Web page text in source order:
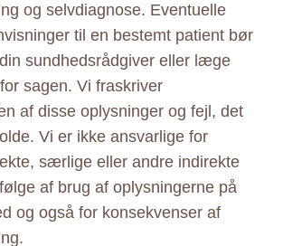
og selvdiagnose. Eventuelle
til en bestemt patient bør
sundhedsrådgiver eller læge
sagen. Vi fraskriver
af disse oplysninger og fejl, det
Vi er ikke ansvarlige for
særlige eller andre indirekte
af brug af oplysningerne på
og også for konsekvenser af